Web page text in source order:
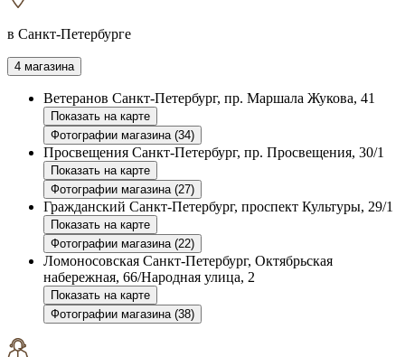
в Санкт-Петербурге
4 магазина
Ветеранов Санкт-Петербург, пр. Маршала Жукова, 41
Показать на карте
Фотографии магазина (34)
Просвещения Санкт-Петербург, пр. Просвещения, 30/1
Показать на карте
Фотографии магазина (27)
Гражданский Санкт-Петербург, проспект Культуры, 29/1
Показать на карте
Фотографии магазина (22)
Ломоносовская Санкт-Петербург, Октябрьская
набережная, 66/Народная улица, 2
Показать на карте
Фотографии магазина (38)